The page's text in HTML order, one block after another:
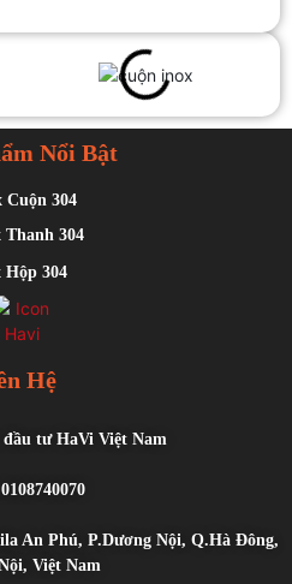
Nổi Bật
Cuộn 304
Thanh 304
Hộp 304
Hệ
đầu tư HaVi Việt Nam
An Phú, P.Dương Nội, Q.Hà Đông,
Việt Nam